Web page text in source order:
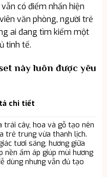
có điểm nhấn hiện
văn phòng, người trẻ
ai đang tìm kiếm một
tinh tế.
này luôn được yêu
chi tiết
trái cây, hoa và gỗ tạo nên
trẻ trung vừa thanh lịch.
tươi sáng, hương giữa
nền ấm áp giúp mùi hương
dùng nhưng vẫn đủ tạo